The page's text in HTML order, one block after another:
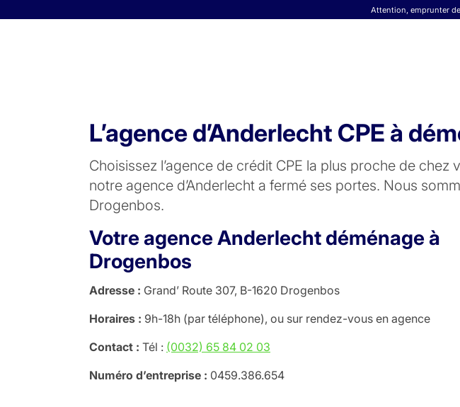
Attention, emprunter
L’agence d’Anderlecht CPE à
Choisissez l’agence de crédit CPE la plus proche de
notre agence d’Anderlecht a fermé ses portes. Nous
Drogenbos.
Votre agence Anderlecht déménage à
Drogenbos
Adresse : Grand’ Route 307, B-1620 Drogenbos
Horaires : 9h-18h (par téléphone), ou sur rendez-vous en agence
Contact : Tél : (0032) 65 84 02 03
Numéro d’entreprise : 0459.386.654